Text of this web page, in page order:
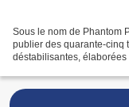
Sous le nom de Phantom
publier des quarante-cinq
déstabilisantes,